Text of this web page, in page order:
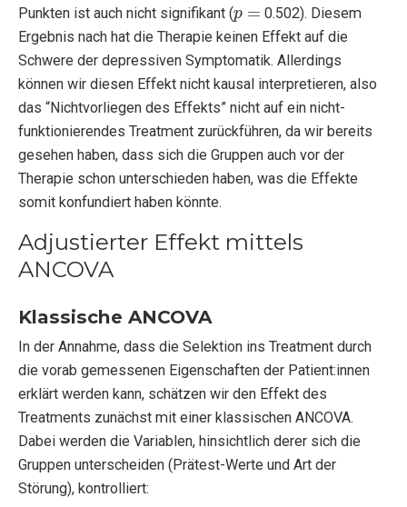
Punkten ist auch nicht signifikant (
0.502). Diesem
Ergebnis nach hat die Therapie keinen Effekt auf die
Schwere der depressiven Symptomatik. Allerdings
können wir diesen Effekt nicht kausal interpretieren, also
das “Nichtvorliegen des Effekts” nicht auf ein nicht-
funktionierendes Treatment zurückführen, da wir bereits
gesehen haben, dass sich die Gruppen auch vor der
Therapie schon unterschieden haben, was die Effekte
somit konfundiert haben könnte.
Adjustierter Effekt mittels
ANCOVA
Klassische ANCOVA
In der Annahme, dass die Selektion ins Treatment durch
die vorab gemessenen Eigenschaften der Patient:innen
erklärt werden kann, schätzen wir den Effekt des
Treatments zunächst mit einer klassischen ANCOVA.
Dabei werden die Variablen, hinsichtlich derer sich die
Gruppen unterscheiden (Prätest-Werte und Art der
Störung), kontrolliert: